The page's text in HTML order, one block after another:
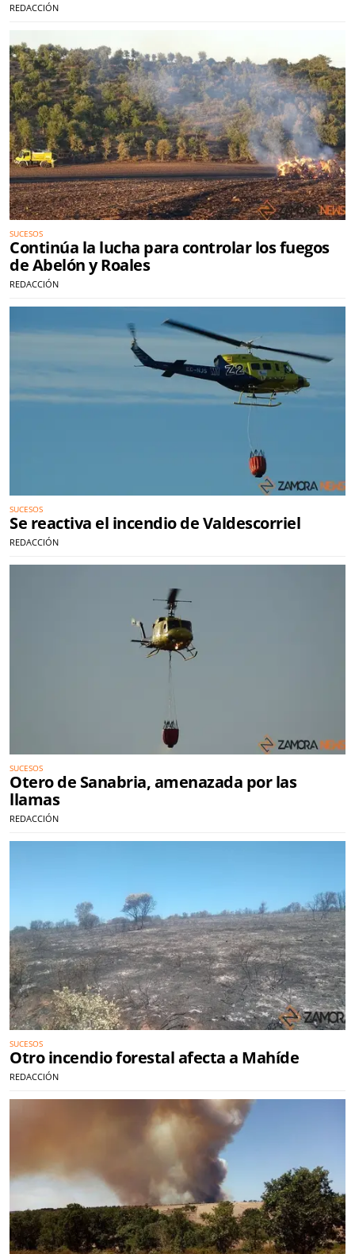
REDACCIÓN
SUCESOS
Continúa la lucha para controlar los fuegos
de Abelón y Roales
REDACCIÓN
SUCESOS
Se reactiva el incendio de Valdescorriel
REDACCIÓN
SUCESOS
Otero de Sanabria, amenazada por las
llamas
REDACCIÓN
SUCESOS
Otro incendio forestal afecta a Mahíde
REDACCIÓN